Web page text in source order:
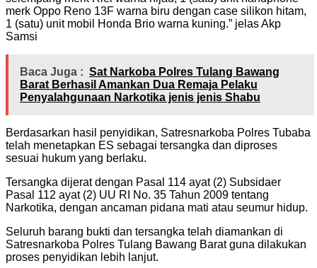
merk Oppo Reno 13F warna biru dengan case silikon hitam,
1 (satu) unit mobil Honda Brio warna kuning.” jelas Akp
Samsi
Baca Juga : Sat Narkoba Polres Tulang Bawang
Barat Berhasil Amankan Dua Remaja Pelaku
Penyalahgunaan Narkotika jenis jenis Shabu
Berdasarkan hasil penyidikan, Satresnarkoba Polres Tubaba
telah menetapkan ES sebagai tersangka dan diproses
sesuai hukum yang berlaku.
Tersangka dijerat dengan Pasal 114 ayat (2) Subsidaer
Pasal 112 ayat (2) UU RI No. 35 Tahun 2009 tentang
Narkotika, dengan ancaman pidana mati atau seumur hidup.
Seluruh barang bukti dan tersangka telah diamankan di
Satresnarkoba Polres Tulang Bawang Barat guna dilakukan
proses penyidikan lebih lanjut.